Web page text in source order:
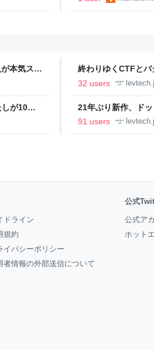
本気スキ
・中央
終わりゆくCTFと
ること【フォーカス
32 users
が10年
21年ぶり新作、ド
ついて作者に聞く【
91 users
ドライン
規約
イバシーポリシー
者情報の外部送信について
公式
公式ア
ホット